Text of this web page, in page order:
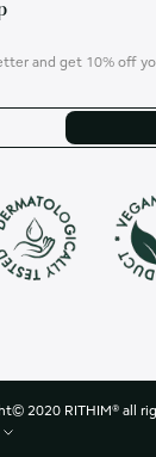
and get 10% off
2020 RITHIM® all